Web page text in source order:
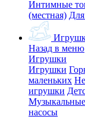
Интимные
(местная)
Назад в меню
Игрушки
Игрушки
маленьких
игрушки
насосы